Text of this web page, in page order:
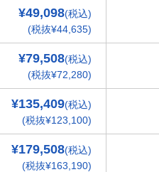
¥49,098(税込)
(税抜¥44,635)
¥79,508(税込)
(税抜¥72,280)
¥135,409(税込)
(税抜¥123,100)
¥179,508(税込)
(税抜¥163,190)